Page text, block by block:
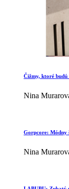
Čižmy, ktoré budú
Nina
Gorpcore: Módny
Nina